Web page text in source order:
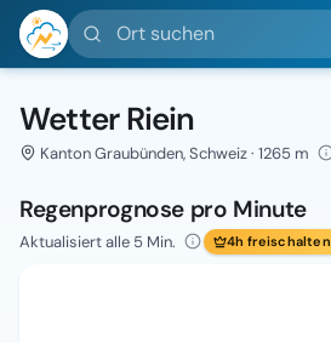
Ort suchen
Wetter Riein
Kanton Graubünden, Schweiz · 1265 m
Regenprognose pro Minute
Aktualisiert alle 5 Min. 4h freischalten